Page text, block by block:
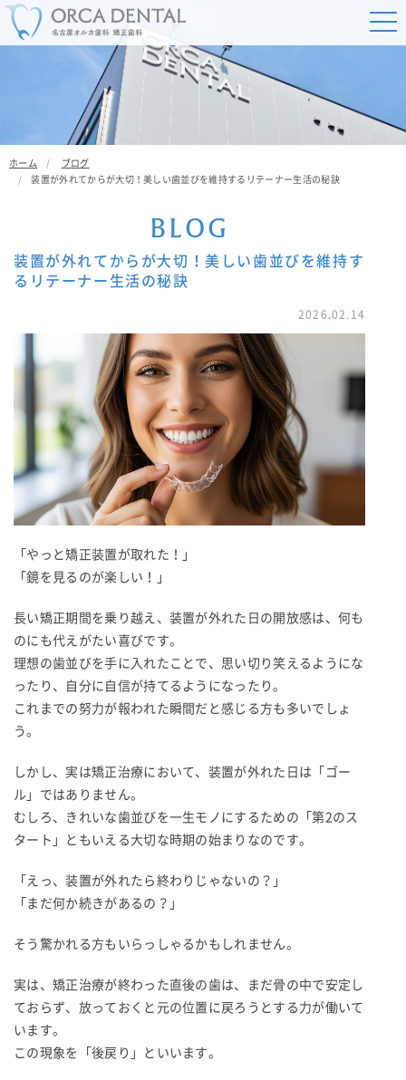
ホーム
ブログ
装置が外れてからが大切！美しい歯並びを維持するリテーナー生活の秘訣
BLOG
装置が外れてからが大切！美しい歯並びを維持す
るリテーナー生活の秘訣
2026.02.14
「やっと矯正装置が取れた！」
「鏡を見るのが楽しい！」
長い矯正期間を乗り越え、装置が外れた日の開放感は、何も
のにも代えがたい喜びです。
理想の歯並びを手に入れたことで、思い切り笑えるようにな
ったり、自分に自信が持てるようになったり。
これまでの努力が報われた瞬間だと感じる方も多いでしょ
う。
しかし、実は矯正治療において、装置が外れた日は「ゴー
ル」ではありません。
むしろ、きれいな歯並びを一生モノにするための「第2のス
タート」ともいえる大切な時期の始まりなのです。
「えっ、装置が外れたら終わりじゃないの？」
「まだ何か続きがあるの？」
そう驚かれる方もいらっしゃるかもしれません。
実は、矯正治療が終わった直後の歯は、まだ骨の中で安定し
ておらず、放っておくと元の位置に戻ろうとする力が働いて
います。
この現象を「後戻り」といいます。